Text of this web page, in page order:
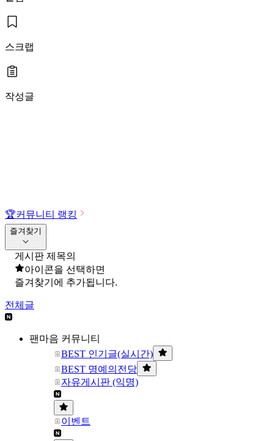
스크랩
작성글
🏆커뮤니티 랭킹
즐겨찾기
게시판 제목의
아이콘을 선택하면
즐겨찾기에 추가됩니다.
전체글
팬마음 커뮤니티
BEST 인기글(실시간)
BEST 명예의전당
자유게시판 (익명)
이벤트